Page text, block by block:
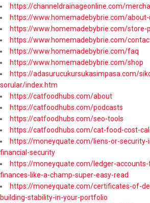
https://channeldrainageonline.com/
https://www.homemadebybrie.com/about-
https://www.homemadebybrie.com/store-
https://www.homemadebybrie.com/
https://www.homemadebybrie.com/faq
https://www.homemadebybrie.com/shop
https://adasurucukursukasimpasa.com/
sorular/index.htm
https://catfoodhubs.com/about
https://catfoodhubs.com/podcasts
https://catfoodhubs.com/seo-tools
https://catfoodhubs.com/cat-food-cost-
https://moneyquate.com/liens-or-
financial-security
https://moneyquate.com/ledger-
finances-like-a-champ-super-easy-read
https://moneyquate.com/certificates-of-
building-stability-in-your-portfolio